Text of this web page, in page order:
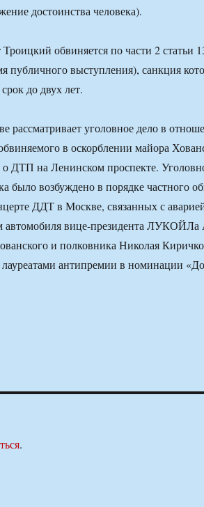
достоинства человека).
обвиняется по части 2 статьи
публичного выступления), санкция
до двух лет.
рассматривает уголовное дело в
в оскорблении майора
о ДТП на Ленинском проспекте.
было возбуждено в порядке частного
ДДТ в Москве, связанных с
автомобиля вице-президента ЛУКОЙЛа
и полковника Николая
антипремии в номинации
.